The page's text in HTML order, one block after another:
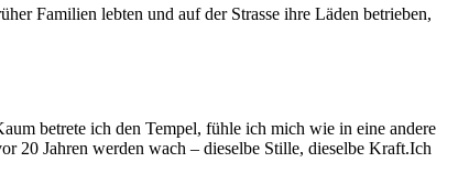
Familien lebten und auf der Strasse ihre Läden betrieben,
betrete ich den Tempel, fühle ich mich wie in eine andere
20 Jahren werden wach – dieselbe Stille, dieselbe Kraft.Ich